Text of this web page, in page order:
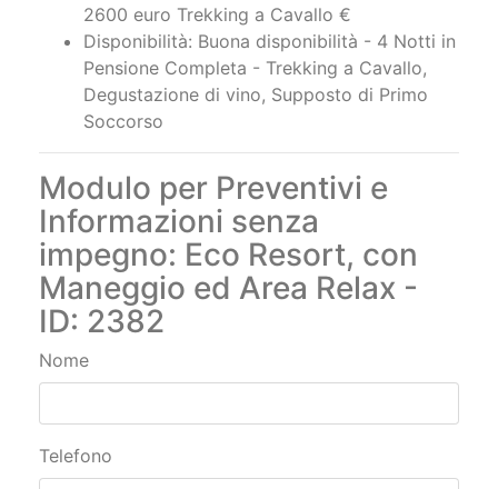
2600 euro Trekking a Cavallo €
Disponibilità: Buona disponibilità - 4 Notti in
Pensione Completa - Trekking a Cavallo,
Degustazione di vino, Supposto di Primo
Soccorso
Modulo per Preventivi e
Informazioni senza
impegno: Eco Resort, con
Maneggio ed Area Relax -
ID: 2382
Nome
Telefono